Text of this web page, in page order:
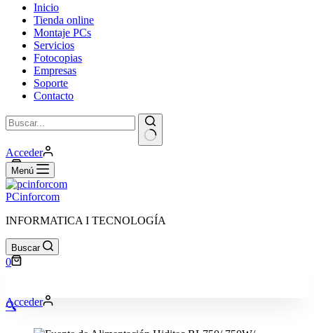
Inicio
Tienda online
Montaje PCs
Servicios
Fotocopias
Empresas
Soporte
Contacto
Sin
resultados
Acceder
Carro
de
compra
0Menú
PCinforcom
INFORMATICA I TECNOLOGÍA
Buscar
Carro
0
Acceder
🔍